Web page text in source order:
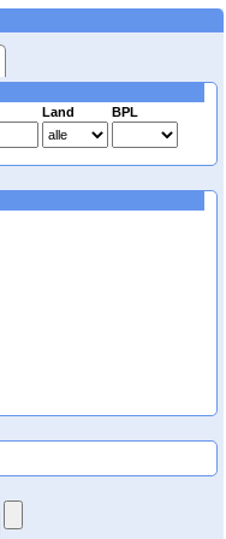
Land BPL